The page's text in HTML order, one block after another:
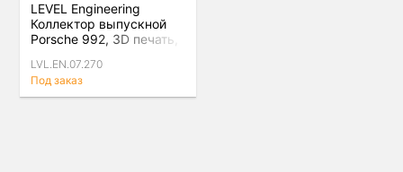
LEVEL Engineering
Коллектор выпускной
Porsche 992, 3D печать,
LVL.EN.07.270
Под заказ